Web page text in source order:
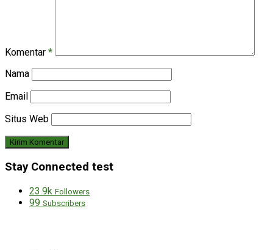
Komentar *
Nama
Email
Situs Web
Stay Connected test
23.9k Followers
99 Subscribers